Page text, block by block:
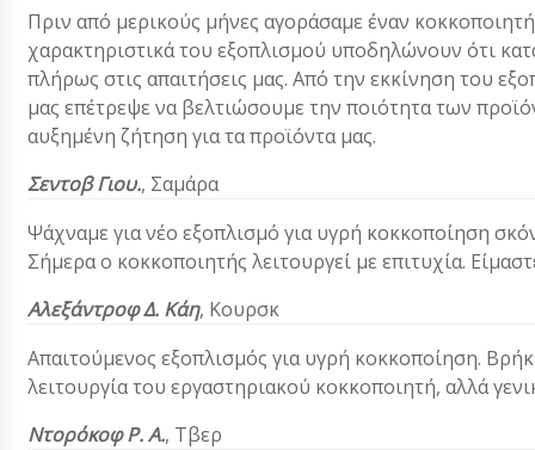
Πριν από μερικούς μήνες αγοράσαμε έναν
χαρακτηριστικά του εξοπλισμού υποδηλώνουν ότι
πλήρως στις απαιτήσεις μας. Από την εκκίνηση του
μας επέτρεψε να βελτιώσουμε την ποιότητα των
αυξημένη ζήτηση για τα προϊόντα μας.
Σεντοβ Γιου., Σαμάρα
Ψάχναμε για νέο εξοπλισμό για υγρή κοκκοποίηση
Σήμερα ο κοκκοποιητής λειτουργεί με επιτυχία.
Αλεξάντροφ Δ. Κάη, Κουρσκ
Απαιτούμενος εξοπλισμός για υγρή κοκκοποίηση.
λειτουργία του εργαστηριακού κοκκοποιητή, αλλά
Ντορόκοφ Ρ. Α., Τβερ